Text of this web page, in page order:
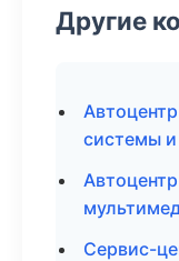
Другие
системы и
Сервис-